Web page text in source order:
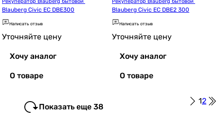
Blauberg Civic EC DBE300
Написать отзыв
Уточняйте цену
Хочу аналог
О товаре
Blauberg Civic EC DBE2 300
Написать отзыв
Уточняйте цену
Хочу аналог
О товаре
Показать еще 38
12